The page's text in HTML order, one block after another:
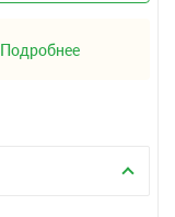
Подробнее